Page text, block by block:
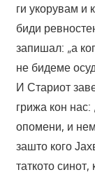
ги укорувам и
биди
запишал: „а
не бидеме
И Стариот
грижа кон нас:
опомени, и
зашто кого
таткото